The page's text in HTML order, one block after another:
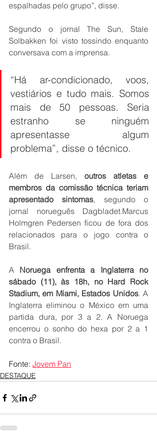
espalhadas pelo grupo”, disse.
Segundo o jornal The Sun, Stale
Solbakken foi visto tossindo enquanto
conversava com a imprensa.
“Há ar-condicionado, voos,
vestiários e tudo mais. Somos
mais de 50 pessoas. Seria
estranho se ninguém
apresentasse algum
problema”, disse o técnico.
Além de Larsen, outros atletas e
membros da comissão técnica teriam
apresentado sintomas, segundo o
jornal norueguês Dagbladet.Marcus
Holmgren Pedersen ficou de fora dos
relacionados para o jogo contra o
Brasil.
A Noruega enfrenta a Inglaterra no
sábado (11), às 18h, no Hard Rock
Stadium, em Miami, Estados Unidos. A
Inglaterra eliminou o México em uma
partida dura, por 3 a 2. A Noruega
encerrou o sonho do hexa por 2 a 1
contra o Brasil.
Fonte: Jovem Pan
DESTAQUE